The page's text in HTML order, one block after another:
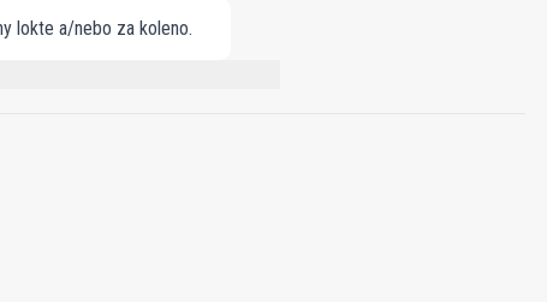
lokte a/nebo za koleno.
GERANIOL, CITRAL, BENZYL